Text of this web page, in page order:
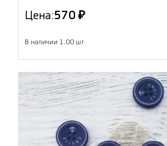
Цена:570 ₽
В наличии 1.00 шт